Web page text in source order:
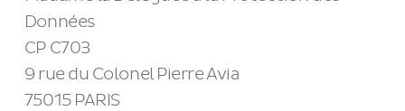
Données
CP C703
9 rue du Colonel Pierre Avia
75015 PARIS